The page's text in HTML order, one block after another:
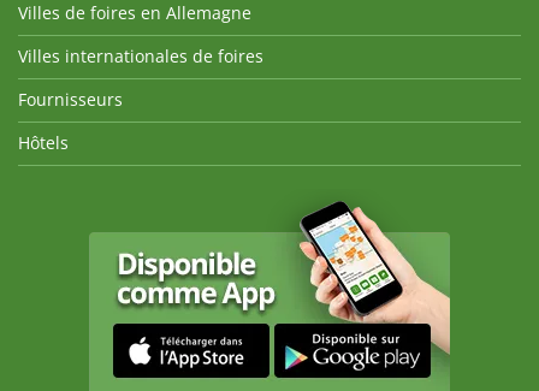
Villes de foires en Allemagne
Villes internationales de foires
Fournisseurs
Hôtels